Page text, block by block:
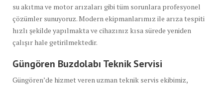
su akıtma ve motor arızaları gibi tüm sorunlara profesyonel
çözümler sunuyoruz. Modern ekipmanlarımız ile arıza tespiti
hızlı şekilde yapılmakta ve cihazınız kısa sürede yeniden
çalışır hale getirilmektedir.
Güngören Buzdolabı Teknik Servisi
Güngören’de hizmet veren uzman teknik servis ekibimiz,